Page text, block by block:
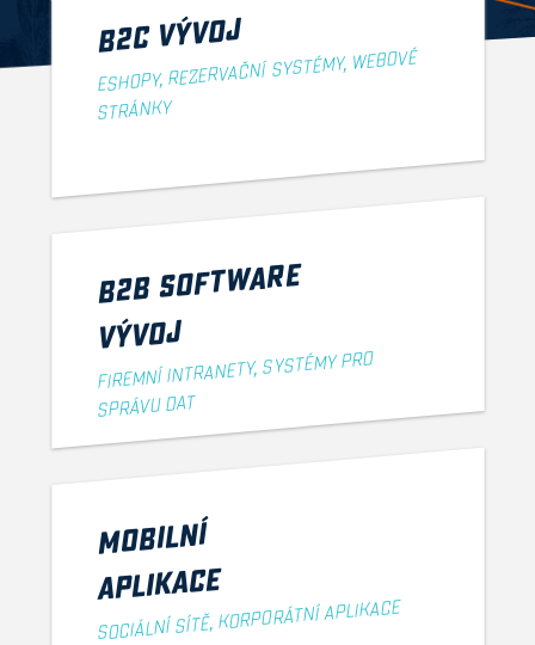
B2C VÝVOJ
ESHOPY, REZERVAČNÍ SYSTÉMY, WEBOVÉ
STRÁNKY
B2B SOFTWARE
VÝVOJ
FIREMNÍ INTRANETY, SYSTÉMY PRO
SPRÁVU DAT
MOBILNÍ
APLIKACE
SOCIÁLNÍ SÍTĚ, KORPORÁTNÍ APLIKACE